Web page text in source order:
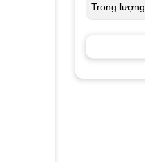
Trong lượng